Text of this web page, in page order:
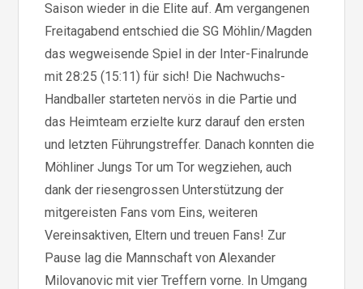
Saison wieder in die Elite auf. Am vergangenen
Freitagabend entschied die SG Möhlin/Magden
das wegweisende Spiel in der Inter-Finalrunde
mit 28:25 (15:11) für sich! Die Nachwuchs-
Handballer starteten nervös in die Partie und
das Heimteam erzielte kurz darauf den ersten
und letzten Führungstreffer. Danach konnten die
Möhliner Jungs Tor um Tor wegziehen, auch
dank der riesengrossen Unterstützung der
mitgereisten Fans vom Eins, weiteren
Vereinsaktiven, Eltern und treuen Fans! Zur
Pause lag die Mannschaft von Alexander
Milovanovic mit vier Treffern vorne. In Umgang